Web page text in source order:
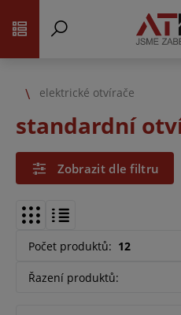
elektrické otvírače
standardní
Zobrazit dle filtru
Počet produktů: 12
Řazení produktů: